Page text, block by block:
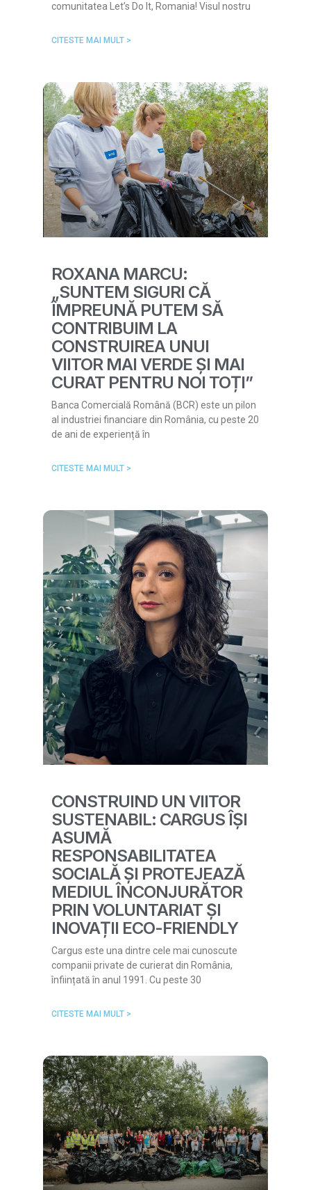
comunitatea Let’s Do It, Romania! Visul nostru
CITESTE MAI MULT >
ROXANA MARCU:
„SUNTEM SIGURI CĂ
ÎMPREUNĂ PUTEM SĂ
CONTRIBUIM LA
CONSTRUIREA UNUI
VIITOR MAI VERDE ȘI MAI
CURAT PENTRU NOI TOȚI”
Banca Comercială Română (BCR) este un pilon
al industriei financiare din România, cu peste 20
de ani de experiență în
CITESTE MAI MULT >
CONSTRUIND UN VIITOR
SUSTENABIL: CARGUS ÎȘI
ASUMĂ
RESPONSABILITATEA
SOCIALĂ ȘI PROTEJEAZĂ
MEDIUL ÎNCONJURĂTOR
PRIN VOLUNTARIAT ȘI
INOVAȚII ECO-FRIENDLY
Cargus este una dintre cele mai cunoscute
companii private de curierat din România,
înființată în anul 1991. Cu peste 30
CITESTE MAI MULT >